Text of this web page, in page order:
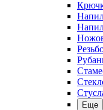
Еще